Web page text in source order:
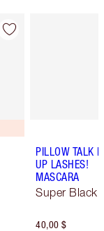
PILLOW TALK
UP LASHES!
MASCARA
Super Black
40,00 $